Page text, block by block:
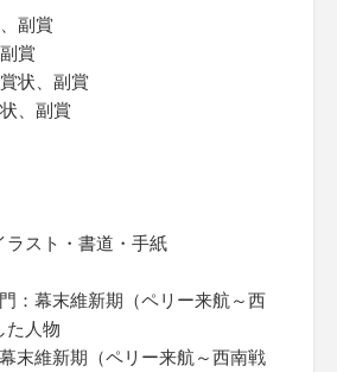
副賞
賞
状、副賞
、副賞
ラスト・書道・手紙
：幕末維新期（ペリー来航～西
た人物
末維新期（ペリー来航～西南戦